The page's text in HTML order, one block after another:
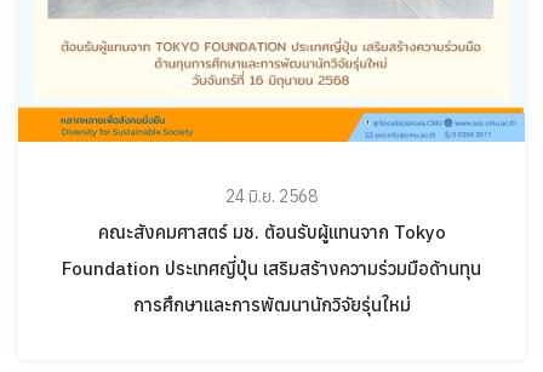
24 มิ.ย. 2568
คณะสังคมศาสตร์ มช. ต้อนรับผู้แทนจาก Tokyo
Foundation ประเทศญี่ปุ่น เสริมสร้างความร่วมมือด้านทุน
การศึกษาและการพัฒนานักวิจัยรุ่นใหม่